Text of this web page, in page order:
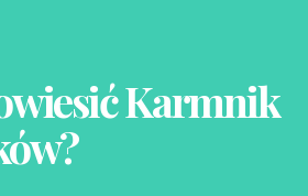
Karmnik